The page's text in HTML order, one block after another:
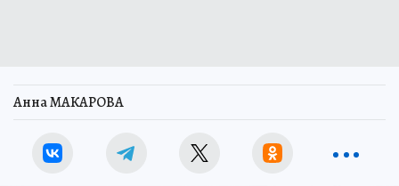
Анна МАКАРОВА